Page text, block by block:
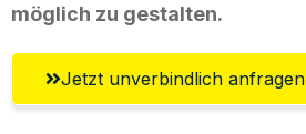
möglich zu gestalten.
Jetzt unverbindlich anfragen